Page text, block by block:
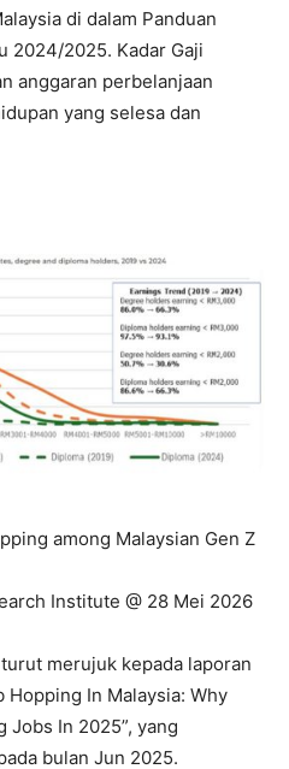
di dalam Panduan
2024/2025. Kadar Gaji
anggaran perbelanjaan
yang selesa dan
among Malaysian Gen Z
Institute @ 28 Mei 2026
merujuk kepada laporan
In Malaysia: Why
In 2025”, yang
bulan Jun 2025.